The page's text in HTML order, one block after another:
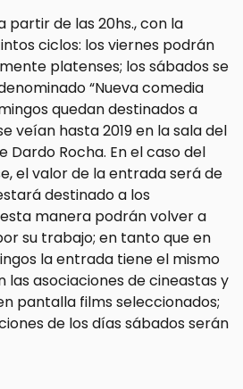
partir de las 20hs., con la
ciclos: los viernes podrán
platenses; los sábados se
“Nueva comedia
quedan destinados a
veían hasta 2019 en la sala del
Dardo Rocha. En el caso del
el valor de la entrada será de
destinado a los
manera podrán volver a
su trabajo; en tanto que en
la entrada tiene el mismo
las asociaciones de cineastas y
pantalla films seleccionados;
de los días sábados serán